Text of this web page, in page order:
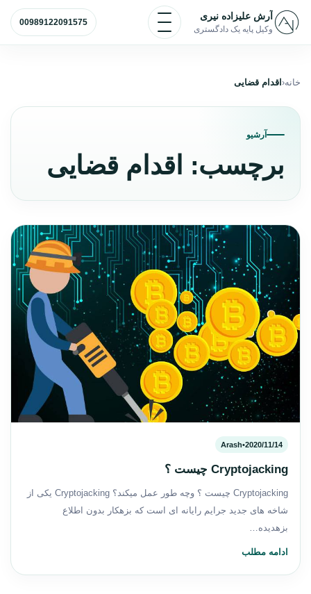
پرش به محتوا
آرش علیزاده نیری
وکیل پایه یک دادگستری
باز و بسته کردن منو
00989122091575
خانه اقدام قضایی
آرشیو
برچسب: اقدام قضایی
2020/11/14
•
Arash
Cryptojacking چیست ؟
Cryptojacking چیست ؟ وچه طور عمل میکند؟ Cryptojacking یکی از
شاخه های جدید جرایم رایانه ای است که بزهکار بدون اطلاع
بزهدیده…
ادامه مطلب